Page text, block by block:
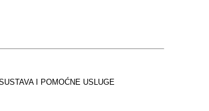
I POMOĆNE USLUGE